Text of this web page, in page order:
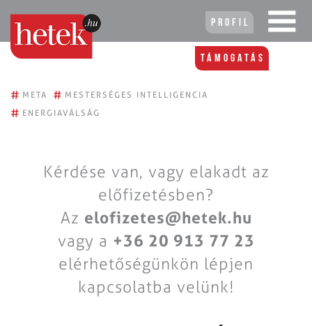
Profil
Támogatás
# META # MESTERSÉGES INTELLIGENCIA
# ENERGIAVÁLSÁG
Kérdése van, vagy elakadt az
előfizetésben?
Az elofizetes@hetek.hu
vagy a +36 20 913 77 23
elérhetőségünkön lépjen
kapcsolatba velünk!